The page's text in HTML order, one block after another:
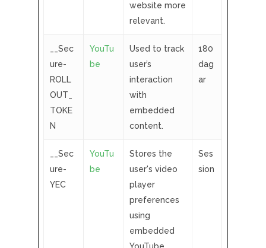
website more
relevant.
__Sec
ure-
ROLL
OUT_
TOKE
N
YouTu
be
Used to track
user’s
interaction
with
embedded
content.
180
dag
ar
__Sec
ure-
YEC
YouTu
be
Stores the
user's video
player
preferences
using
embedded
Ses
sion